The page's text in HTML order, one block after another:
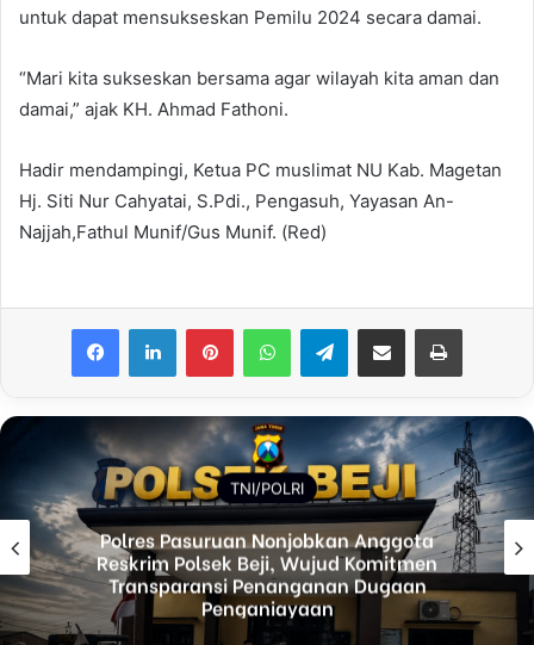
untuk dapat mensukseskan Pemilu 2024 secara damai.
“Mari kita sukseskan bersama agar wilayah kita aman dan
damai,” ajak KH. Ahmad Fathoni.
Hadir mendampingi, Ketua PC muslimat NU Kab. Magetan
Hj. Siti Nur Cahyatai, S.Pdi., Pengasuh, Yayasan An-
Najjah,Fathul Munif/Gus Munif. (Red)
Telegram
TNI/POLRI
AIR MATA PERPISAHAN: KOMBES
AGUS TINGGALKAN BALI, RESMI
PEMERIKSA PROPAM MADYA TK.III
PROPAM MABES POLRI